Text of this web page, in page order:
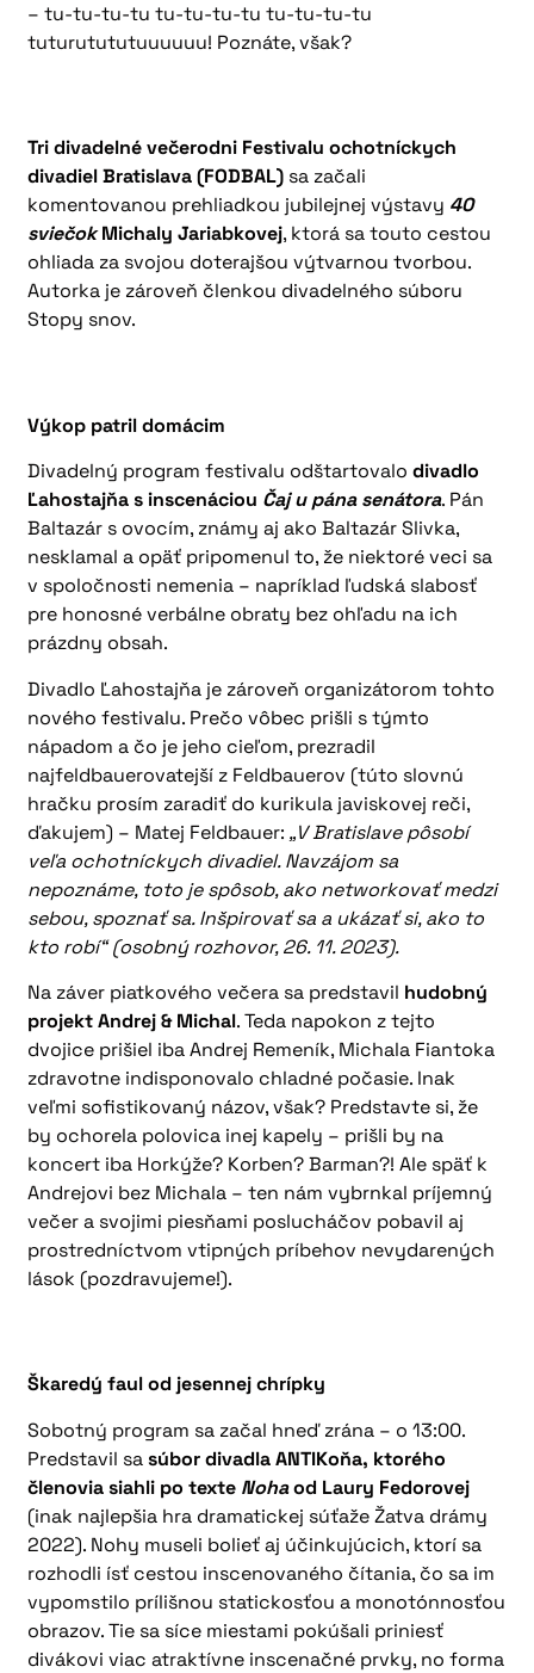
– tu-tu-tu-tu tu-tu-tu-tu tu-tu-tu-tu
tuturutututuuuuuu! Poznáte, však?
Tri divadelné večerodni Festivalu ochotníckych
divadiel Bratislava (FODBAL) sa začali
komentovanou prehliadkou jubilejnej výstavy 40
sviečokMichaly Jariabkovej, ktorá sa touto cestou
ohliada za svojou doterajšou výtvarnou tvorbou.
Autorka je zároveň členkou divadelného súboru
Stopy snov.
Výkop patril domácim
Divadelný program festivalu odštartovalodivadlo
Ľahostajňa s inscenáciou Čaj u pána senátora. Pán
Baltazár s ovocím, známy aj ako Baltazár Slivka,
nesklamal a opäť pripomenul to, že niektoré veci sa
v spoločnosti nemenia – napríklad ľudská slabosť
pre honosné verbálne obraty bez ohľadu na ich
prázdny obsah.
Divadlo Ľahostajňa je zároveň organizátorom tohto
nového festivalu. Prečo vôbec prišli s týmto
nápadom a čo je jeho cieľom, prezradil
najfeldbauerovatejší z Feldbauerov (túto slovnú
hračku prosím zaradiť do kurikula javiskovej reči,
ďakujem) – Matej Feldbauer: „V Bratislave pôsobí
veľa ochotníckych divadiel. Navzájom sa
nepoznáme, toto je spôsob, ako networkovať medzi
sebou, spoznať sa. Inšpirovať sa a ukázať si, ako to
kto robí“ (osobný rozhovor, 26. 11. 2023).
Na záver piatkového večera sa predstavil hudobný
projekt Andrej & Michal. Teda napokon z tejto
dvojice prišiel iba Andrej Remeník, Michala Fiantoka
zdravotne indisponovalo chladné počasie. Inak
veľmi sofistikovaný názov, však? Predstavte si, že
by ochorela polovica inej kapely – prišli by na
koncert iba Horkýže? Korben? Barman?! Ale späť k
Andrejovi bez Michala – ten nám vybrnkal príjemný
večer a svojimi piesňami poslucháčov pobavil aj
prostredníctvom vtipných príbehov nevydarených
lások (pozdravujeme!).
Škaredý faul od jesennej chrípky
Sobotný program sa začal hneď zrána – o 13:00.
Predstavil sasúbor divadla ANTIKoňa, ktorého
členovia siahli po texte Nohaod Laury Fedorovej
(inak najlepšia hra dramatickej súťaže Žatva drámy
2022). Nohy museli bolieť aj účinkujúcich, ktorí sa
rozhodli ísť cestou inscenovaného čítania, čo sa im
vypomstilo prílišnou statickosťou a monotónnosťou
obrazov. Tie sa síce miestami pokúšali priniesť
divákovi viac atraktívne inscenačné prvky, no forma